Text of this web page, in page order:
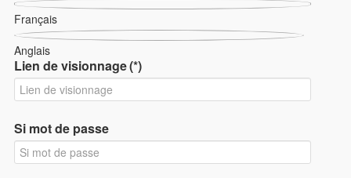
Français
Anglais
Lien de visionnage(*)
Si mot de passe